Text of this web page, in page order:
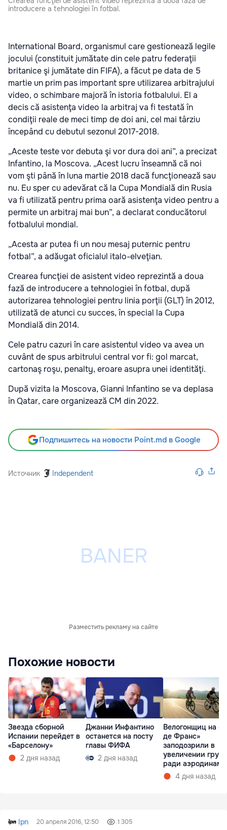
introducere a tehnologiei în fotbal.
International Board, organismul care gestionează legile
jocului (constituit jumătate din cele patru federaţii
britanice şi jumătate din FIFA), a făcut pe data de 5
martie un prim pas important spre utilizarea arbitrajului
video, o schimbare majoră în istoria fotbalului. El a
decis că asistenţa video la arbitraj va fi testată în
condiţii reale de meci timp de doi ani, cel mai târziu
începând cu debutul sezonul 2017-2018.
„Aceste teste vor debuta şi vor dura doi ani”, a precizat
Infantino, la Moscova. „Acest lucru înseamnă că noi
vom şti până în luna martie 2018 dacă funcţionează sau
nu. Eu sper cu adevărat că la Cupa Mondială din Rusia
va fi utilizată pentru prima oară asistenţa video pentru a
permite un arbitraj mai bun”, a declarat conducătorul
fotbalului mondial.
„Acesta ar putea fi un nou mesaj puternic pentru
fotbal”, a adăugat oficialul italo-elveţian.
Crearea funcţiei de asistent video reprezintă a doua
fază de introducere a tehnologiei în fotbal, după
autorizarea tehnologiei pentru linia porţii (GLT) în 2012,
utilizată de atunci cu succes, în special la Cupa
Mondială din 2014.
Cele patru cazuri în care asistentul video va avea un
cuvânt de spus arbitrului central vor fi: gol marcat,
cartonaş roşu, penalty, eroare asupra unei identităţi.
După vizita la Moscova, Gianni Infantino se va deplasa
în Qatar, care organizează CM din 2022.
Подпишитесь на новости Point.md в Google
Источник Independent
Разместить рекламу на сайте
Похожие новости
Звезда сборной
Испании перейдет в
«Барселону»
2 дня назад
Джанни Инфантино
останется на посту
главы ФИФА
2 дня назад
Велогонщиц на
де Франс»
заподозрили в
увеличении
ради
4 дня назад
Ipn 20 апреля 2016, 12:50 1 305